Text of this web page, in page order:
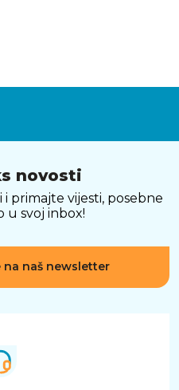
novosti
i primajte vijesti, posebne
u svoj inbox!
na naš newsletter